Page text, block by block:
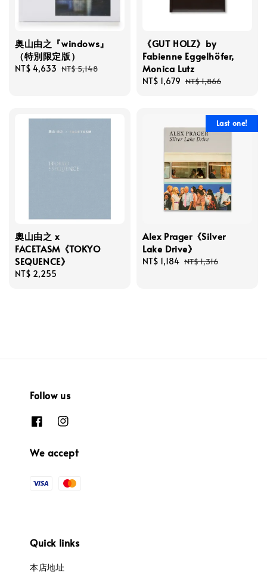
奥山由之『windows』
（特別限定版）
Sale
NT$ 4,633 Regular
NT$ 5,148
《GUT HOLZ》by
Fabienne Eggelhöfer,
Monica Lutz
Sale
NT$ 1,679 Regular
NT$ 1,866
奧山由之 x
FACETASM《TOKYO
SEQUENCE》
Regular
NT$ 2,255
Last one!
Alex Prager《Silver
Lake Drive》
Sale
NT$ 1,184 Regular
NT$ 1,316
Follow us
We accept
Quick links
本店地址